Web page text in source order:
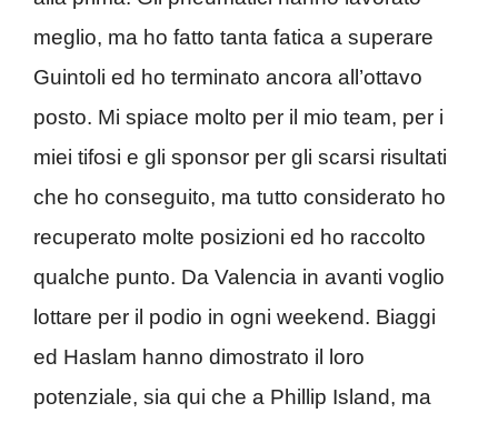
meglio, ma ho fatto tanta fatica a superare
Guintoli ed ho terminato ancora all’ottavo
posto. Mi spiace molto per il mio team, per i
miei tifosi e gli sponsor per gli scarsi risultati
che ho conseguito, ma tutto considerato ho
recuperato molte posizioni ed ho raccolto
qualche punto. Da Valencia in avanti voglio
lottare per il podio in ogni weekend. Biaggi
ed Haslam hanno dimostrato il loro
potenziale, sia qui che a Phillip Island, ma